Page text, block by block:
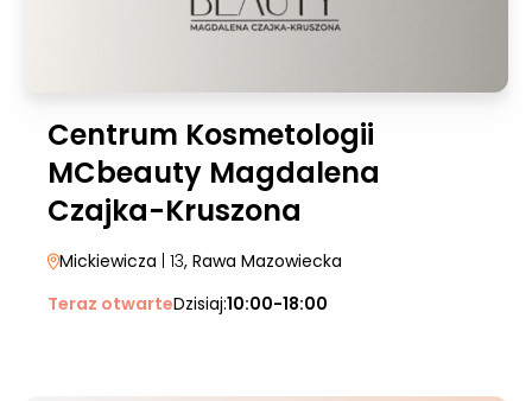
Centrum Kosmetologii
MCbeauty Magdalena
Czajka-Kruszona
Mickiewicza | 13, Rawa Mazowiecka
Teraz otwarteDzisiaj:10:00-18:00